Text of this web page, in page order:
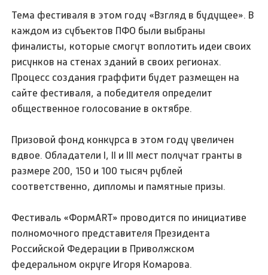
Тема фестиваля в этом году «Взгляд в будущее». В
каждом из субъектов ПФО были выбраны
финалисты, которые смогут воплотить идеи своих
рисунков на стенах зданий в своих регионах.
Процесс создания граффити будет размещен на
сайте фестиваля, а победителя определит
общественное голосование в октябре.
Призовой фонд конкурса в этом году увеличен
вдвое. Обладатели I, II и III мест получат гранты в
размере 200, 150 и 100 тысяч рублей
соответственно, дипломы и памятные призы.
Фестиваль «ФормART» проводится по инициативе
полномочного представителя Президента
Российской Федерации в Приволжском
федеральном округе Игоря Комарова.